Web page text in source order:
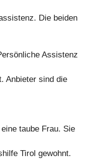
Die beiden
Assistenz
Anbieter sind die
taube Frau. Sie
Tirol gewohnt.